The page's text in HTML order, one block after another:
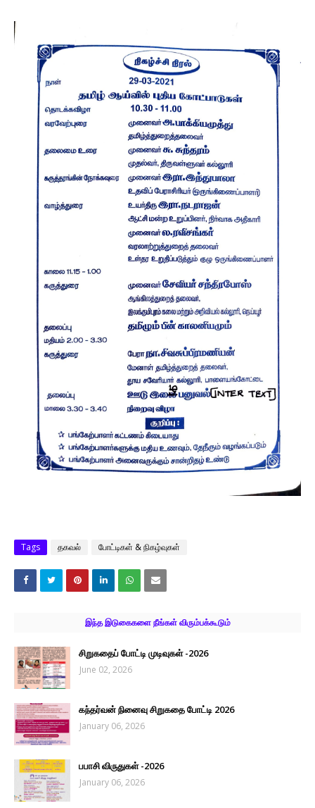
Tags தகவல் போட்டிகள் & நிகழ்வுகள்
இந்த இடுகைகளை நீங்கள் விரும்பக்கூடும்
சிறுகதைப் போட்டி முடிவுகள் -2026
June 02, 2026
கந்தர்வன் நினைவு சிறுகதை போட்டி 2026
January 06, 2026
பபாசி விருதுகள் -2026
January 06, 2026